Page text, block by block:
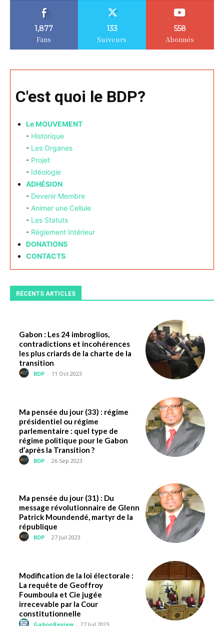
1,877
Fans
133
Suiveurs
558
Abonnés
C'est quoi le BDP?
Le MOUVEMENT
- Historique
- Les Organes
- Projet
- Idéologie
ADHÉSION
- Devenir Membre
- Animer une Cellule
- Les Statuts
- Règlement Intérieur
DONATIONS
CONTACTS
RÉCENTS ARTICLES
Gabon : Les 24 imbroglios,
contradictions et incohérences
les plus criards de la charte de la
transition
BDP - 11 Oct 2023
Ma pensée du jour (33) : régime
présidentiel ou régime
parlementaire : quel type de
régime politique pour le Gabon
d’après la Transition ?
BDP - 26 Sep 2023
Ma pensée du jour (31) : Du
message révolutionnaire de Glenn
Patrick Moundendé, martyr de la
république
BDP - 27 Juil 2023
Modification de la loi électorale :
La requête de Geoffroy
Foumboula et Cie jugée
irrecevable par la Cour
constitutionnelle
GabonReview - 27 Juil 2023